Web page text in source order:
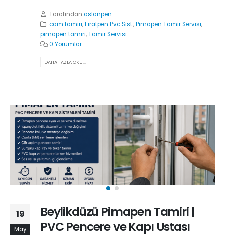
Tarafından aslanpen
cam tamiri,Fıratpen Pvc Sist.,Pimapen Tamir Servisi,
pimapen tamiri,Tamir Servisi
0 Yorumlar
DAHA FAZLA OKU...
19
May
Beylikdüzü Pimapen Tamiri |
PVC Pencere ve Kapı Ustası